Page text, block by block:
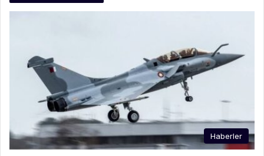
Haberler